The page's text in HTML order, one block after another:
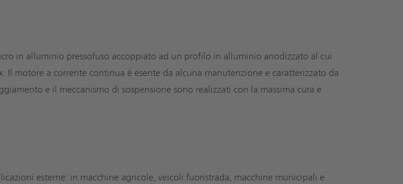
in alluminio pressofuso accoppiato ad un profilo in alluminio anodizzato al cui
Il motore a corrente continua è esente da alcuna manutenzione e caratterizzato da
e il meccanismo di sospensione sono realizzati con la massima cura e
esterne: in macchine agricole, veicoli fuoristrada, macchine municipali e